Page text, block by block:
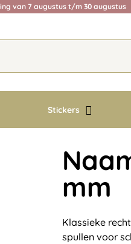
van 7 augustus t/m 30 augustus
Stickers
mm
Klassieke
spullen voor